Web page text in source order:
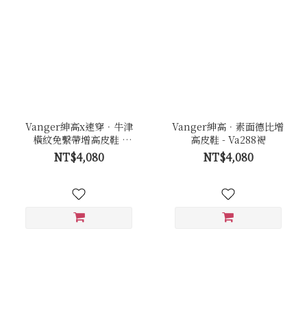
Vanger紳高x速穿．牛津
橫紋免繫帶增高皮鞋 -
Va289咖
NT$4,080
Vanger紳高．素面德比增
高皮鞋 - Va288褐
NT$4,080